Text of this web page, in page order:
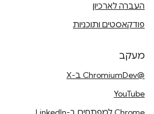
העברה לארכיון
פודקאסטים ותוכניות
מעקב
@ChromiumDev ב-X
YouTube